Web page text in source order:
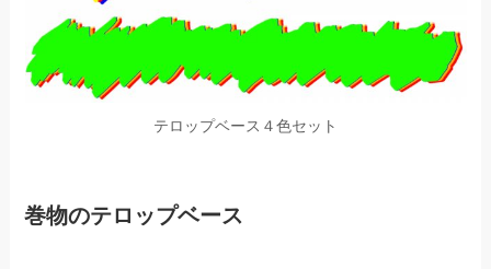
テロップベース４色セット
巻物のテロップベース